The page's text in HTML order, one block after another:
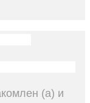
(а) и